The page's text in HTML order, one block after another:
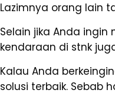
Lazimnya orang lain
Selain jika Anda
kendaraan di stnk
Kalau Anda
solusi terbaik. Sebab